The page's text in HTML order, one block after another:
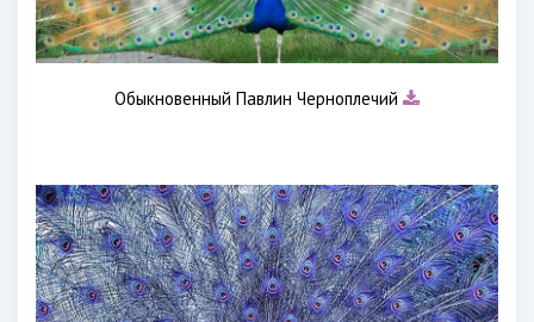
Обыкновенный Павлин Черноплечий